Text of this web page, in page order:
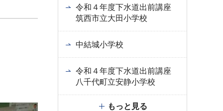
令和４年度下水道出前講座
筑西市立大田小学校
中結城小学校
令和４年度下水道出前講座
八千代町立安静小学校
もっと見る